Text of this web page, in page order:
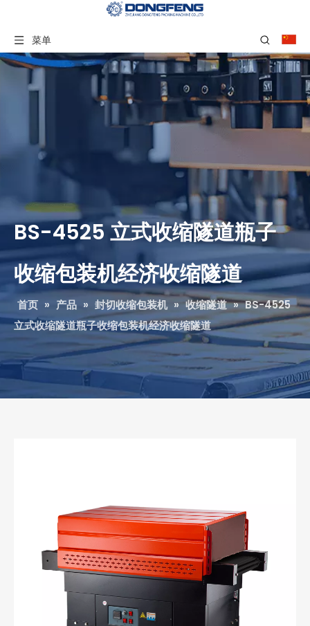
菜单
BS-4525 立式收缩隧道瓶子
收缩包装机经济收缩隧道
首页 » 产品 » 封切收缩包装机 » 收缩隧道 » BS-4525
立式收缩隧道瓶子收缩包装机经济收缩隧道